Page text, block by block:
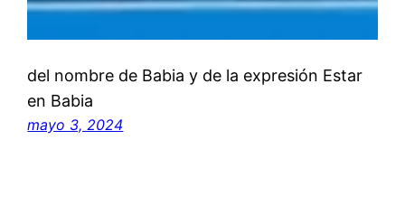
del nombre de Babia y de la expresión Estar
en Babia
mayo 3, 2024